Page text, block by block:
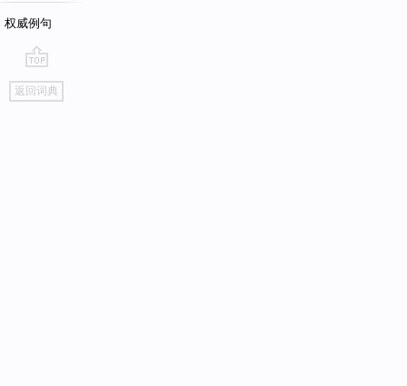
权威例句
go
top
返回词典